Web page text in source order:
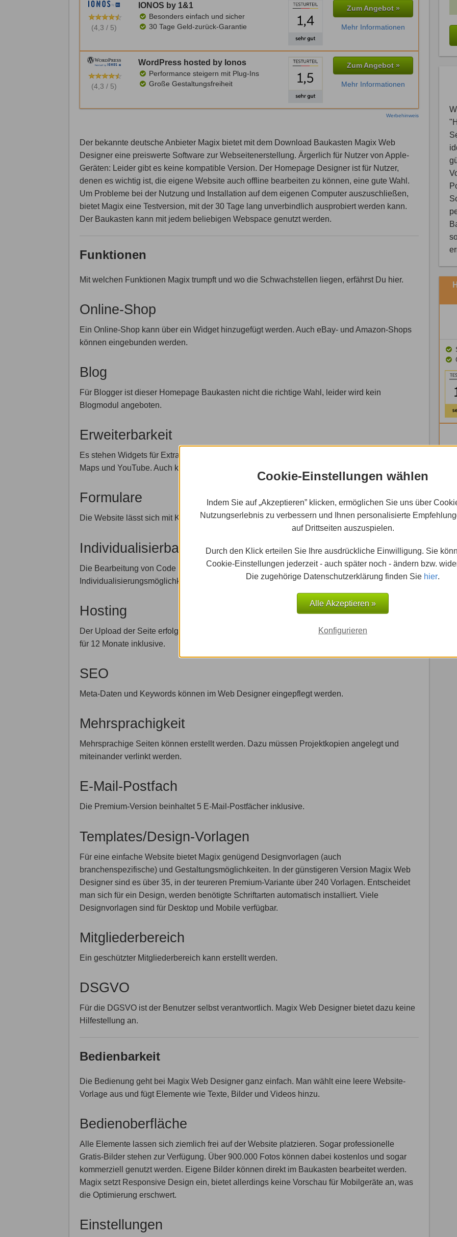
Cookie-Einstellungen wählen
Indem Sie auf „Akzeptieren” klicken, ermöglichen Sie uns über
Nutzungserlebnis zu verbessern und Ihnen personalisierte
auf Drittseiten auszuspielen.
Durch den Klick erteilen Sie Ihre ausdrückliche Einwilligung. Sie
Cookie-Einstellungen jederzeit - auch später noch - ändern bzw.
Die zugehörige Datenschutzerklärung finden Sie hier.
Alle Akzeptieren »
Konfigurieren
(4,3 / 5)
IONOS by 1&1
Besonders einfach und sicher
30 Tage Geld-zurück-Garantie
Zum Angebot »
Mehr Informationen
(4,3 / 5)
WordPress hosted by Ionos
Performance steigern mit Plug-Ins
Große Gestaltungsfreiheit
Zum Angebot »
Mehr Informationen
Werbehinweis
Der bekannte deutsche Anbieter Magix bietet mit dem Download Baukasten Magix Web
Designer eine preiswerte Software zur Webseitenerstellung. Ärgerlich für Nutzer von Apple-
Geräten: Leider gibt es keine kompatible Version. Der Homepage Designer ist für Nutzer,
denen es wichtig ist, die eigene Website auch offline bearbeiten zu können, eine gute Wahl.
Um Probleme bei der Nutzung und Installation auf dem eigenen Computer auszuschließen,
bietet Magix eine Testversion, mit der 30 Tage lang unverbindlich ausprobiert werden kann.
Der Baukasten kann mit jedem beliebigen Webspace genutzt werden.
Funktionen
Mit welchen Funktionen Magix trumpft und wo die Schwachstellen liegen, erfährst Du hier.
Online-Shop
Ein Online-Shop kann über ein Widget hinzugefügt werden. Auch eBay- und Amazon-Shops
können eingebunden werden.
Blog
Für Blogger ist dieser Homepage Baukasten nicht die richtige Wahl, leider wird kein
Blogmodul angeboten.
Erweiterbarkeit
Es stehen Widgets für Extras zur Verfügung, darunter Buttons für soziale Netzwerke, Google
Maps und YouTube. Auch kann ein Besucherzähler in die Homepage integriert werden.
Formulare
Die Website lässt sich mit Kontaktformularen erweitern.
Individualisierbarkeit
Die Bearbeitung von Code ist im Magix Web Designer nicht möglich, womit keine
Individualisierungsmöglichkeiten beschränkt sind.
Hosting
Der Upload der Seite erfolgt aus dem Programm heraus. In der Premium-Version ist Hosting
für 12 Monate inklusive.
SEO
Meta-Daten und Keywords können im Web Designer eingepflegt werden.
Mehrsprachigkeit
Mehrsprachige Seiten können erstellt werden. Dazu müssen Projektkopien angelegt und
miteinander verlinkt werden.
E-Mail-Postfach
Die Premium-Version beinhaltet 5 E-Mail-Postfächer inklusive.
Templates/Design-Vorlagen
Für eine einfache Website bietet Magix genügend Designvorlagen (auch
branchenspezifische) und Gestaltungsmöglichkeiten. In der günstigeren Version Magix Web
Designer sind es über 35, in der teureren Premium-Variante über 240 Vorlagen. Entscheidet
man sich für ein Design, werden benötigte Schriftarten automatisch installiert. Viele
Designvorlagen sind für Desktop und Mobile verfügbar.
Mitgliederbereich
Ein geschützter Mitgliederbereich kann erstellt werden.
DSGVO
Für die DGSVO ist der Benutzer selbst verantwortlich. Magix Web Designer bietet dazu keine
Hilfestellung an.
Bedienbarkeit
Die Bedienung geht bei Magix Web Designer ganz einfach. Man wählt eine leere Website-
Vorlage aus und fügt Elemente wie Texte, Bilder und Videos hinzu.
Bedienoberfläche
Alle Elemente lassen sich ziemlich frei auf der Website platzieren. Sogar professionelle
Gratis-Bilder stehen zur Verfügung. Über 900.000 Fotos können dabei kostenlos und sogar
kommerziell genutzt werden. Eigene Bilder können direkt im Baukasten bearbeitet werden.
Magix setzt Responsive Design ein, bietet allerdings keine Vorschau für Mobilgeräte an, was
die Optimierung erschwert.
Einstellungen